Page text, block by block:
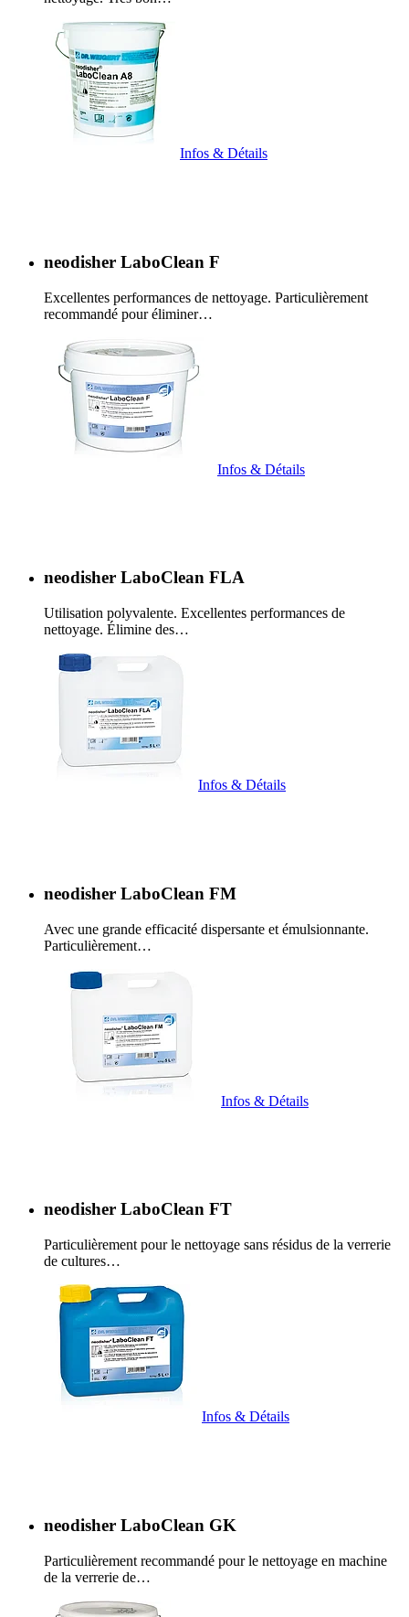
Infos & Détails
neodisher LaboClean F
Excellentes performances de nettoyage. Particulièrement
recommandé pour éliminer…
Infos & Détails
neodisher LaboClean FLA
Utilisation polyvalente. Excellentes performances de
nettoyage. Élimine des…
Infos & Détails
neodisher LaboClean FM
Avec une grande efficacité dispersante et émulsionnante.
Particulièrement…
Infos & Détails
neodisher LaboClean FT
Particulièrement pour le nettoyage sans résidus de la verrerie
de cultures…
Infos & Détails
neodisher LaboClean GK
Particulièrement recommandé pour le nettoyage en machine
de la verrerie de…